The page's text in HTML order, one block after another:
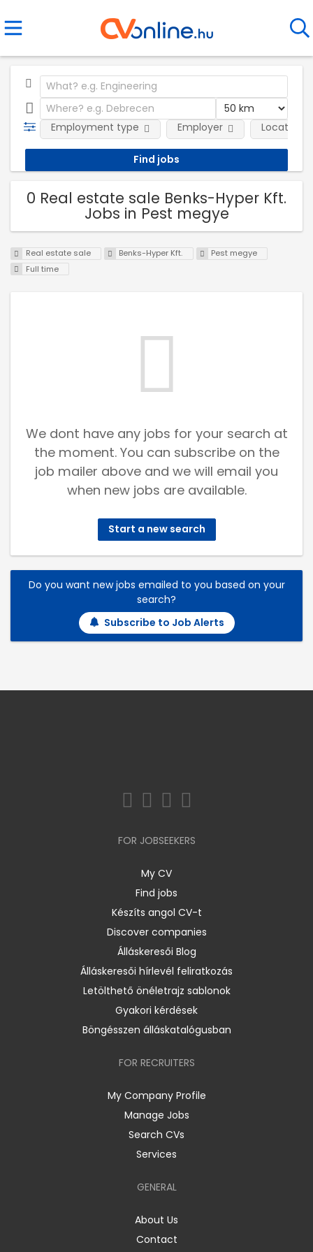
Employment type Employer Location
0 Real estate sale Benks-Hyper Kft.
Jobs in Pest megye
Real estate sale Benks-Hyper Kft.
Pest megye
Full time
We dont have any jobs for your search at
the moment. You can subscribe on the
job mailer above and we will email you
when new jobs are available.
Start a new search
Do you want new jobs emailed to you based on your
search?
Subscribe to Job Alerts
FOR JOBSEEKERS
My CV
Find jobs
Készíts angol CV-t
Discover companies
Álláskeresői Blog
Álláskeresői hírlevél feliratkozás
Letölthető önéletrajz sablonok
Gyakori kérdések
Böngésszen álláskatalógusban
FOR RECRUITERS
My Company Profile
Manage Jobs
Search CVs
Services
GENERAL
About Us
Contact